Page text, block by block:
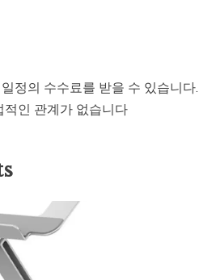
정의 수수료를 받을 수 있습니다.
인 관계가 없습니다